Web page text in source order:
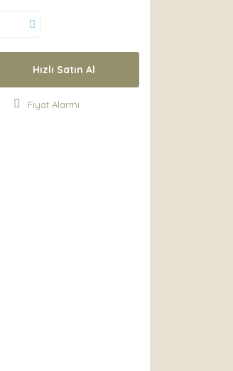
Hızlı Satın Al
Fiyat Alarmı